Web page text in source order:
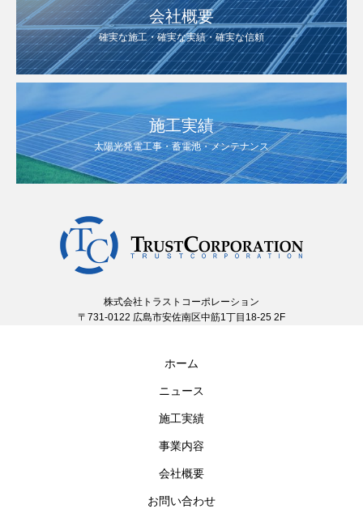
会社概要
確実な施工・確実な実績・確実な信頼
施工実績
太陽光発電工事・蓄電池・メンテナンス
株式会社トラストコーポレーション
〒731-0122 広島市安佐南区中筋1丁目18-25 2F
ホーム
ニュース
施工実績
事業内容
会社概要
お問い合わせ